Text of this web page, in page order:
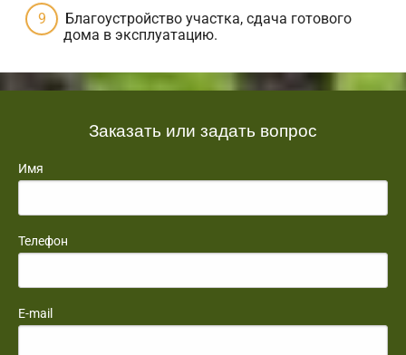
Благоустройство участка, сдача готового
дома в эксплуатацию.
Заказать или задать вопрос
Имя
Телефон
E-mail